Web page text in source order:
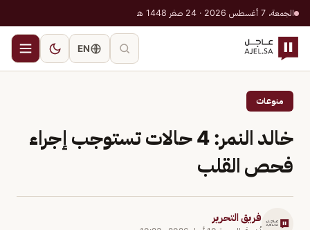
الجمعة، 7 أغسطس 2026 · 24 صفر 1448 هـ
EN
منوعات
خالد النمر: 4 حالات تستوجب إجراء
فحص القلب
فريق التحرير